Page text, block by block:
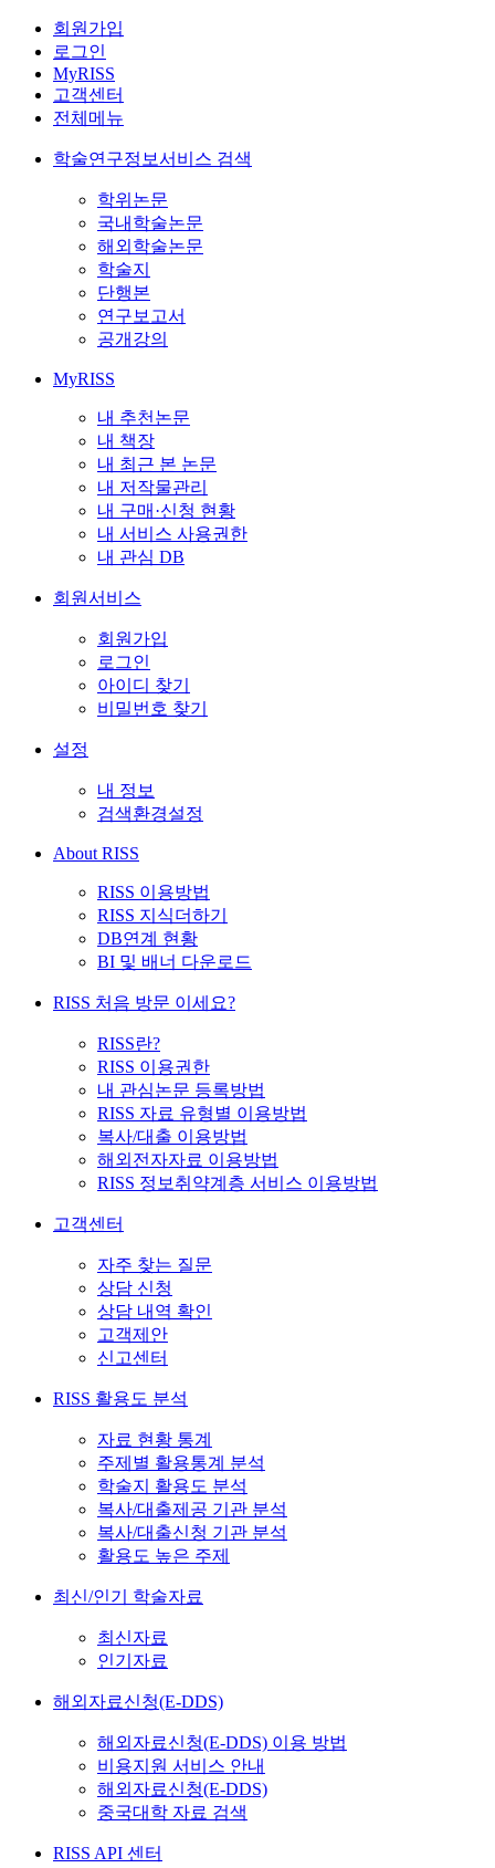
회원가입
로그인
MyRISS
고객센터
전체메뉴
학술연구정보서비스 검색
학위논문
국내학술논문
해외학술논문
학술지
단행본
연구보고서
공개강의
MyRISS
내 추천논문
내 책장
내 최근 본 논문
내 저작물관리
내 구매·신청 현황
내 서비스 사용권한
내 관심 DB
회원서비스
회원가입
로그인
아이디 찾기
비밀번호 찾기
설정
내 정보
검색환경설정
About RISS
RISS 이용방법
RISS 지식더하기
DB연계 현황
BI 및 배너 다운로드
RISS 처음 방문 이세요?
RISS란?
RISS 이용권한
내 관심논문 등록방법
RISS 자료 유형별 이용방법
복사/대출 이용방법
해외전자자료 이용방법
RISS 정보취약계층 서비스 이용방법
고객센터
자주 찾는 질문
상담 신청
상담 내역 확인
고객제안
신고센터
RISS 활용도 분석
자료 현황 통계
주제별 활용통계 분석
학술지 활용도 분석
복사/대출제공 기관 분석
복사/대출신청 기관 분석
활용도 높은 주제
최신/인기 학술자료
최신자료
인기자료
해외자료신청(E-DDS)
해외자료신청(E-DDS) 이용 방법
비용지원 서비스 안내
해외자료신청(E-DDS)
중국대학 자료 검색
RISS API 센터